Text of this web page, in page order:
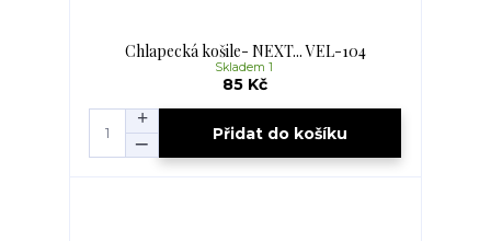
Chlapecká košile- NEXT... VEL-104
85 Kč
Skladem 1
Přidat do košíku